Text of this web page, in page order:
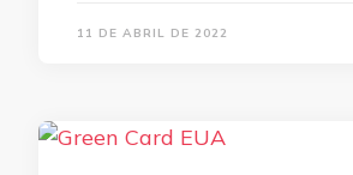
11 DE ABRIL DE 2022